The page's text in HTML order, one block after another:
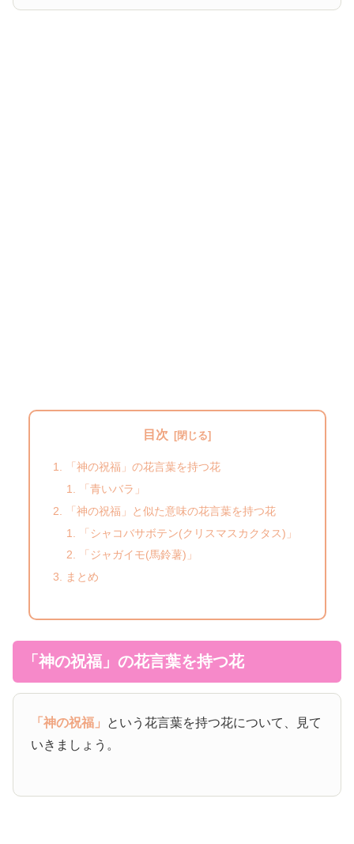
目次
「神の祝福」の花言葉を持つ花
「青いバラ」
「神の祝福」と似た意味の花言葉を持つ花
「シャコバサボテン(クリスマスカクタス)」
「ジャガイモ(馬鈴薯)」
まとめ
「神の祝福」の花言葉を持つ花
「神の祝福」 という花言葉を持つ花について、見て
いきましょう。